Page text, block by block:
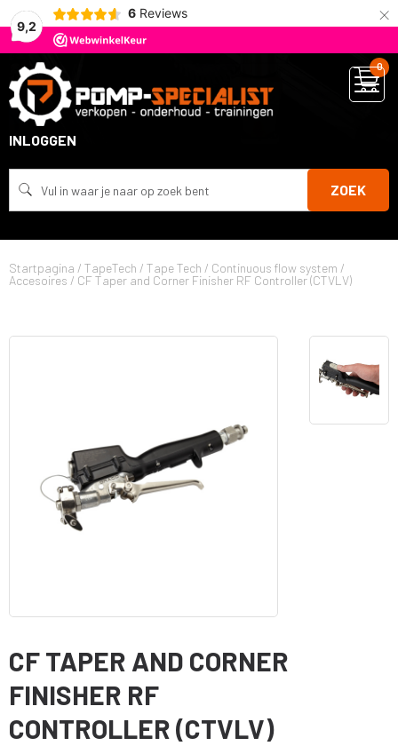
9,2
6 Reviews ×
ZOEK
INLOGGEN
0
Startpagina / TapeTech / Tape Tech / Continuous flow system /
Accesoires / CF Taper and Corner Finisher RF Controller (CTVLV)
CF TAPER AND CORNER
FINISHER RF
CONTROLLER (CTVLV)